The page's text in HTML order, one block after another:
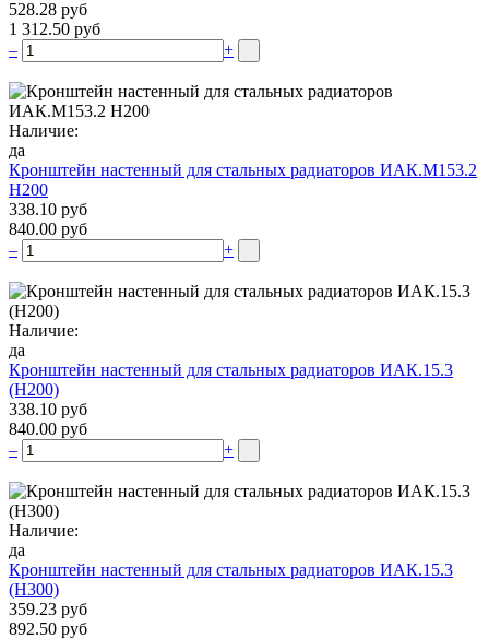
528.28 руб
1 312.50 руб
–
+
Наличие:
да
Кронштейн настенный для стальных радиаторов ИАК.М153.2
Н200
338.10 руб
840.00 руб
–
+
Наличие:
да
Кронштейн настенный для стальных радиаторов ИАК.15.3
(H200)
338.10 руб
840.00 руб
–
+
Наличие:
да
Кронштейн настенный для стальных радиаторов ИАК.15.3
(H300)
359.23 руб
892.50 руб